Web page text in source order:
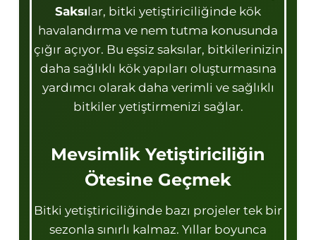
Saksılar, bitki yetiştiriciliğinde kök
havalandırma ve nem tutma konusunda
çığır açıyor. Bu eşsiz saksılar, bitkilerinizin
daha sağlıklı kök yapıları oluşturmasına
yardımcı olarak daha verimli ve sağlıklı
bitkiler yetiştirmenizi sağlar.
Mevsimlik Yetiştiriciliğin
Ötesine Geçmek
Bitki yetiştiriciliğinde bazı projeler tek bir
sezonla sınırlı kalmaz. Yıllar boyunca